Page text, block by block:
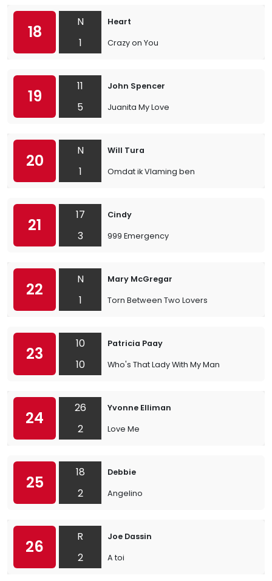
18
N
1
Heart
Crazy on You
19
11
5
John Spencer
Juanita My Love
20
N
1
Will Tura
Omdat ik Vlaming ben
21
17
3
Cindy
999 Emergency
22
N
1
Mary McGregar
Torn Between Two Lovers
23
10
10
Patricia Paay
Who's That Lady With My Man
24
26
2
Yvonne Elliman
Love Me
25
18
2
Debbie
Angelino
26
R
2
Joe Dassin
A toi